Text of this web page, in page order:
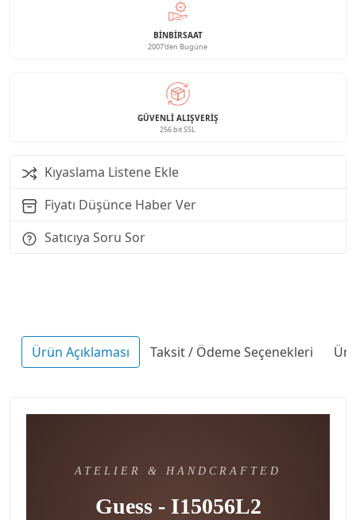
BINBIRSAAT
2007'den Bugüne
GÜVENLI ALIŞVERIŞ
256 bit SSL
Kıyaslama Listene Ekle
Fiyatı Düşünce Haber Ver
Satıcıya Soru Sor
Ürün Açıklaması Taksit / Ödeme Seçenekleri
ATELIER & HANDCRAFTED
Guess - I15056L2